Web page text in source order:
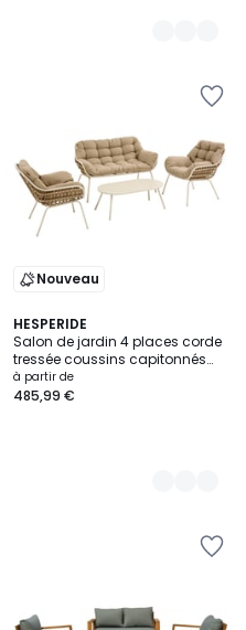
Nouveau
HESPERIDE
Salon de jardin 4 places corde
tressée coussins capitonnés
PAOPAO
à partir de
485,99 €
2
Couleurs